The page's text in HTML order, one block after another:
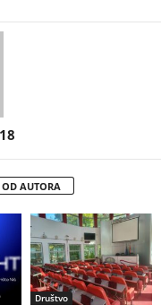
OD AUTORA
Društvo